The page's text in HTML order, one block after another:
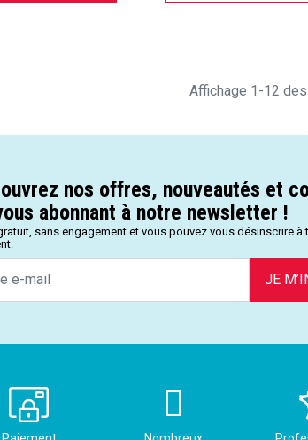
Affichage 1-12
nos offres, nouveautés et
abonnant à notre newsletter !
sans engagement et vous pouvez vous désinscrire à
JE